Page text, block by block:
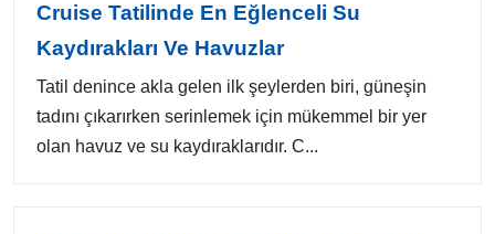
Cruise Tatilinde En Eğlenceli Su
Kaydırakları Ve Havuzlar
Tatil denince akla gelen ilk şeylerden biri, güneşin
tadını çıkarırken serinlemek için mükemmel bir yer
olan havuz ve su kaydıraklarıdır. C...